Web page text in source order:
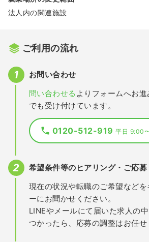
法人内の関連施設
ご利用の流れ
お問い合わせ
問い合わせる よりフォームへお
でも受け付けています。
0120-512-919平日 9:00
希望条件等のヒアリング・ご応募
現在の状況や転職のご希望など
ーにお聞かせください。
LINEやメールにて届いた求人の
つかったら、応募の調整はお任せ